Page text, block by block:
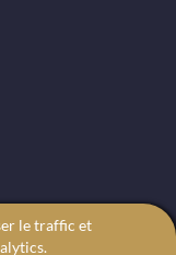
le traffic et